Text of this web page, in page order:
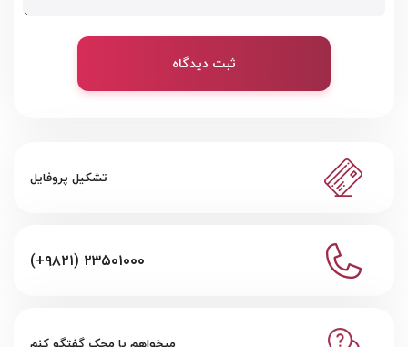
ثبت دیدگاه
تشکیل پروفایل
(+۹۸۲۱) ۲۳۵۰۱۰۰۰